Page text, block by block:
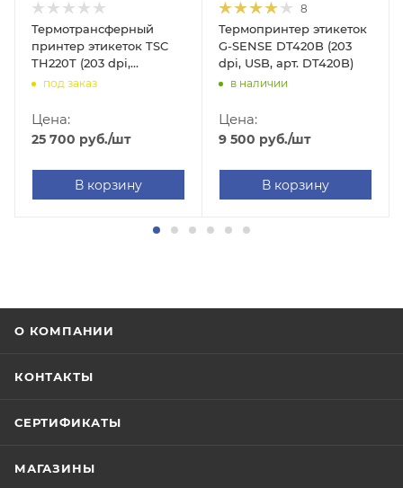
Термотрансферный
принтер этикеток TSC
TH220T (203 dpi,
USB/USB Host/RS-
A001-0002)
под заказ
Цена:
25 700 руб./шт
В корзину
8
Термопринтер этикеток
G-SENSE DT420B (203
dpi, USB, арт. DT420B)
в наличии
Цена:
9 500 руб./шт
В корзину
О КОМПАНИИ
КОНТАКТЫ
СЕРТИФИКАТЫ
МАГАЗИНЫ